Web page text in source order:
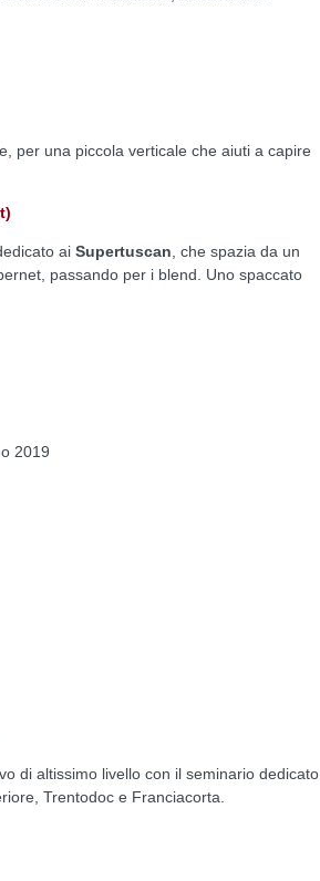
per una piccola verticale che aiuti a capire
ai Supertuscan , che spazia da un
passando per i blend. Uno spaccato
2019
di altissimo livello con il seminario dedicato
Trentodoc e Franciacorta.